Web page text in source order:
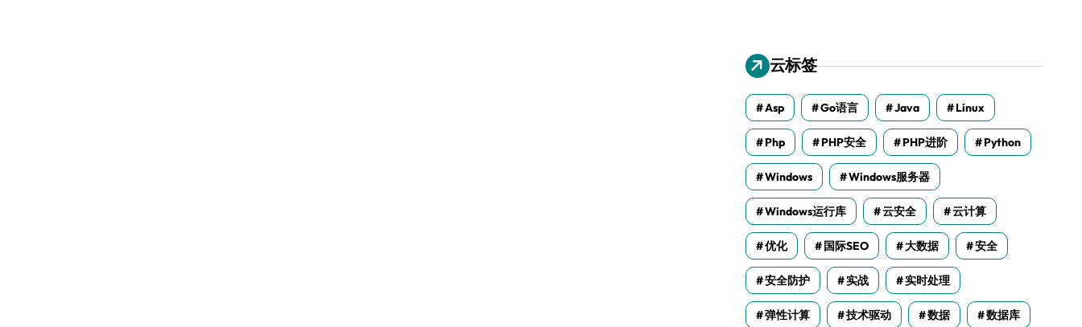
云标签
Asp Go语言 Java Linux
Php PHP安全 PHP进阶 Python
Windows Windows服务器
Windows运行库 云安全 云计算
优化 国际SEO 大数据 安全
安全防护 实战 实时处理
弹性计算 技术驱动 数据 数据库